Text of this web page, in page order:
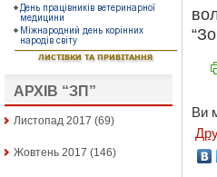
АРХІВ “ЗП”
Листопад 2017 (69)
Жовтень 2017 (146)
Ви